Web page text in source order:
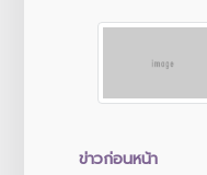
ข่าวก่อนหน้า